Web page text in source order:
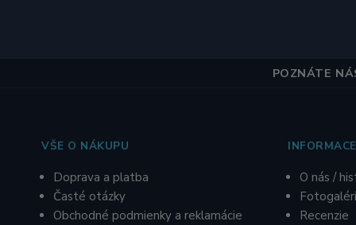
POZNÁTE
VŠE O NÁKUPU
Doprava a platba
Časté otázky
Obchodné podmienky a reklamácie
O nás /
Recenzie